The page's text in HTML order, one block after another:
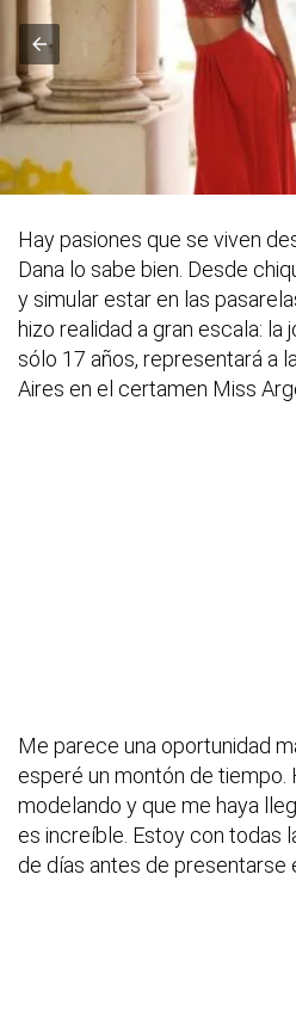
Hay pasiones que se viven
Dana lo sabe bien. Desde
y simular estar en las
hizo realidad a gran escala: la
sólo 17 años, representará a
Aires en el certamen Miss
Me parece una oportunidad
esperé un montón de
modelando y que me haya
es increíble. Estoy con todas
de días antes de presentarse